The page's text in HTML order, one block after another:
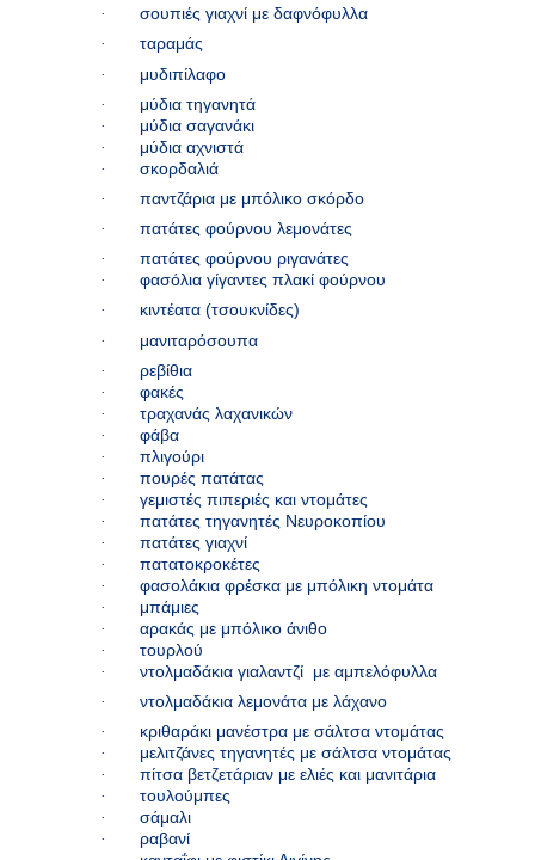
·
σουπιές γιαχνί με δαφνόφυλλα
·
ταραμάς
·
μυδιπίλαφο
·
μύδια τηγανητά
·
μύδια σαγανάκι
·
μύδια αχνιστά
·
σκορδαλιά
·
παντζάρια με μπόλικο σκόρδο
·
πατάτες φούρνου λεμονάτες
·
πατάτες φούρνου ριγανάτες
·
φασόλια γίγαντες πλακί φούρνου
·
κιντέατα (τσουκνίδες)
·
μανιταρόσουπα
·
ρεβίθια
·
φακές
·
τραχανάς λαχανικών
·
φάβα
·
πλιγούρι
·
πουρές πατάτας
·
γεμιστές πιπεριές και ντομάτες
·
πατάτες τηγανητές Νευροκοπίου
·
πατάτες γιαχνί
·
πατατοκροκέτες
·
φασολάκια φρέσκα με μπόλικη ντομάτα
·
μπάμιες
·
αρακάς με μπόλικο άνιθο
·
τουρλού
·
ντολμαδάκια γιαλαντζί με αμπελόφυλλα
·
ντολμαδάκια λεμονάτα με λάχανο
·
κριθαράκι μανέστρα με σάλτσα ντομάτας
·
μελιτζάνες τηγανητές με σάλτσα ντομάτας
·
πίτσα βετζετάριαν με ελιές και μανιτάρια
·
τουλούμπες
·
σάμαλι
·
ραβανί